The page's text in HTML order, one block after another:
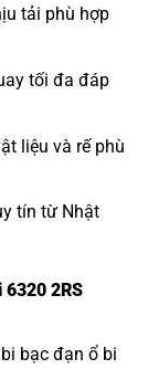
tải phù hợp
tối đa đáp
liệu và rế phù
tín từ Nhật
2RS
bạc đạn ổ bi